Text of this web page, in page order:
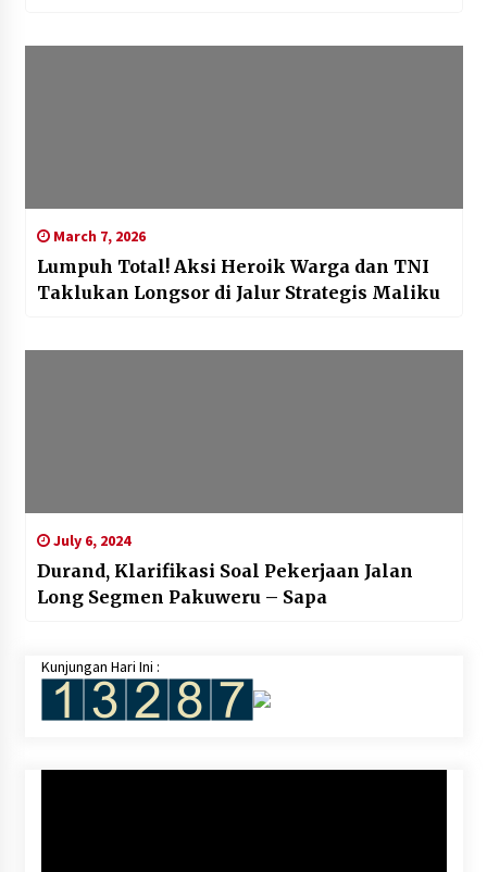
March 7, 2026
Lumpuh Total! Aksi Heroik Warga dan TNI
Taklukan Longsor di Jalur Strategis Maliku
July 6, 2024
Durand, Klarifikasi Soal Pekerjaan Jalan
Long Segmen Pakuweru – Sapa
Kunjungan Hari Ini :